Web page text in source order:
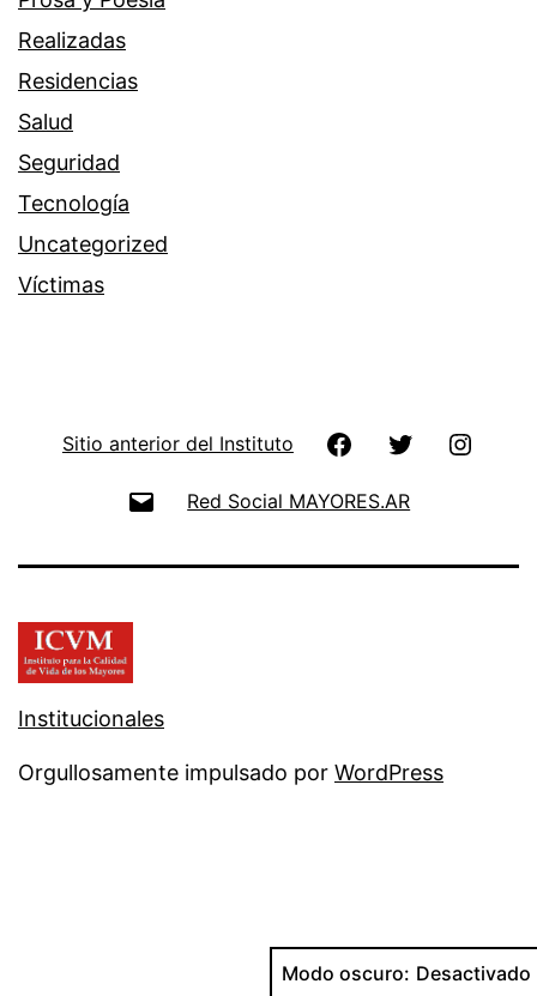
Realizadas
Residencias
Salud
Seguridad
Tecnología
Uncategorized
Víctimas
Sitio anterior del Instituto FacebookTwitter
EmailRed Social MAYORES.AR
Institucionales
Orgullosamente impulsado por WordPress
Modo oscuro: